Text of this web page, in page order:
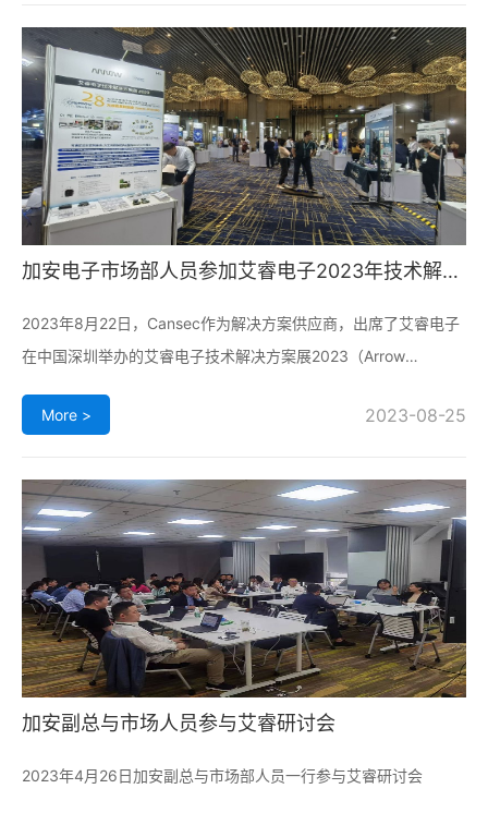
比展览
加安电子市场部人员参加艾睿电子2023年技术解决
2023年8月22日，Cansec作为解决方案供应商，出席了艾睿电子
在中国深圳举办的艾睿电子技术解决方案展2023（Arrow
题， 汇聚了数百家科技公司、制造商、解决方案供应商和创科企
AIoT（智能物联网）和智
More > 2023-08-25
加安副总与市场人员参与艾睿研讨会
2023年4月26日加安副总与市场部人员一行参与艾睿研讨会